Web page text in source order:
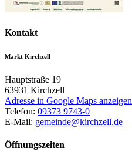
Kontakt
Markt Kirchzell
Hauptstraße 19
63931 Kirchzell
Adresse in Google Maps anzeigen
Telefon: 09373 9743-0
E-Mail: gemeinde@kirchzell.de
Öffnungszeiten